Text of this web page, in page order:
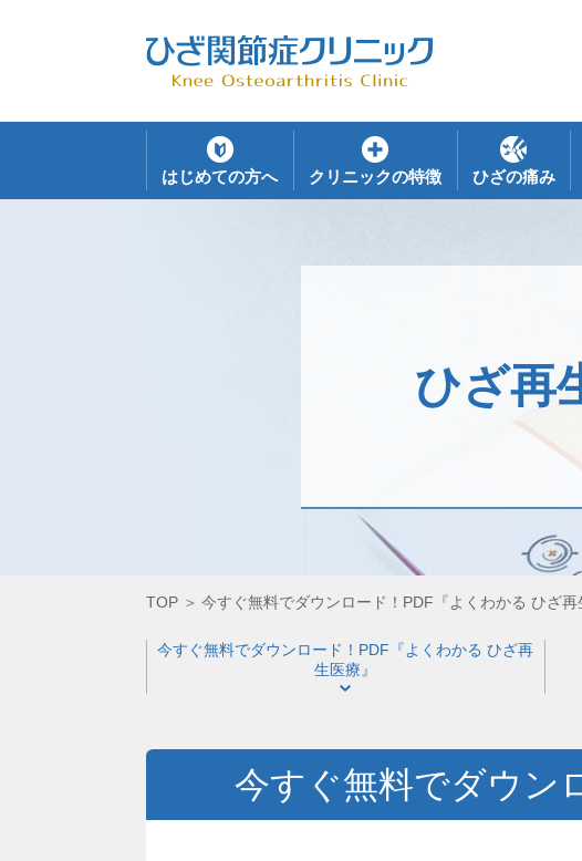
はじめての方へ クリニックの特徴 ひざの痛み
ひざ再
TOP 今すぐ無料でダウンロード！PDF『よくわかる ひざ再
今すぐ無料でダウンロード！PDF『よくわかる ひざ再
生医療』
今すぐ無料でダウン